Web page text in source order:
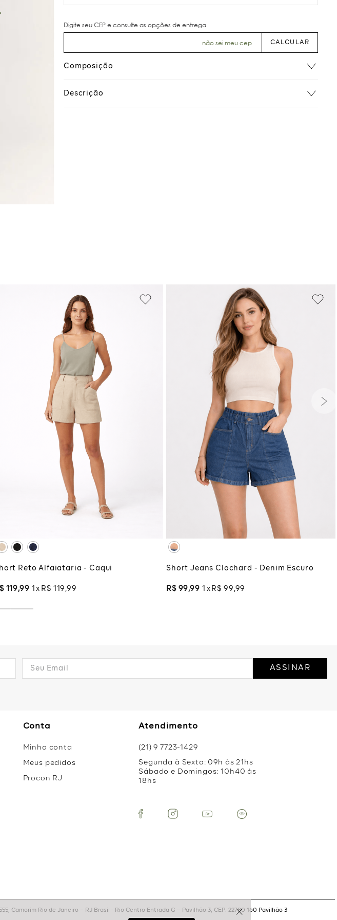
não sei meu cep
Composição
Descrição
Reto Alfaiataria - Caqui
119,99 1 R$ 119 ,99
34 36 38
44 46
ADICIONAR À SACOLA
Short Jeans Clochard - Denim Escuro
R$ 99,99 1 R$ 99 ,99
ASSINAR
Conta
Minha conta
Meus pedidos
Procon RJ
Atendimento
(21) 9 7723-1429
Segunda à Sexta: 09h às 21hs
Sábado e Domingos: 10h40 às
18hs
Camorim Rio de Janeiro – RJ Brasil - Rio Centro Entrada G – Pavilhão 3, CEP: 22780-160 Pavilhão 3